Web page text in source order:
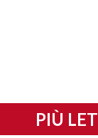
PIÙ